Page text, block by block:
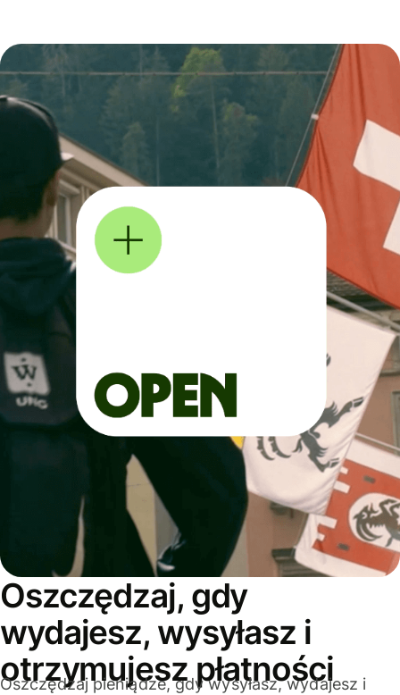
Oszczędzaj, gdy
wydajesz, wysyłasz i
otrzymujesz płatności
Oszczędzaj pieniądze, gdy wysyłasz, wydajesz i